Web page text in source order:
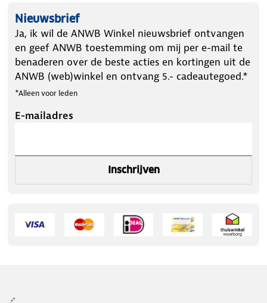
Nieuwsbrief
Ja, ik wil de ANWB Winkel nieuwsbrief ontvangen
en geef ANWB toestemming om mij per e-mail te
benaderen over de beste acties en kortingen uit de
ANWB (web)winkel en ontvang 5.- cadeautegoed.*
*Alleen voor leden
E-mailadres
Inschrijven